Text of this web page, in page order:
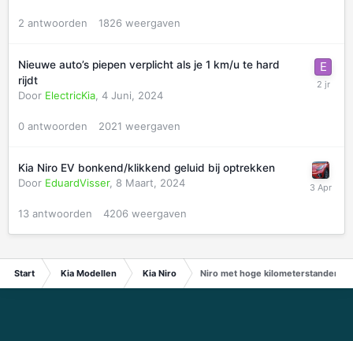
2 antwoorden 1826 weergaven
Nieuwe auto’s piepen verplicht als je 1 km/u te hard
rijdt
Door ElectricKia, 4 Juni, 2024
0 antwoorden 2021 weergaven
Kia Niro EV bonkend/klikkend geluid bij optrekken
Door EduardVisser, 8 Maart, 2024
13 antwoorden 4206 weergaven
Start Kia Modellen Kia Niro Niro met hoge kilometerstanden